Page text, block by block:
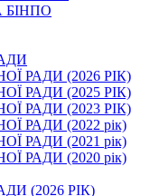
РАДИ (2026 РІК)
РАДИ (2025 РІК)
РАДИ (2023 РІК)
РАДИ (2022 рік)
РАДИ (2021 рік)
РАДИ (2020 рік)
(2026 РІК)